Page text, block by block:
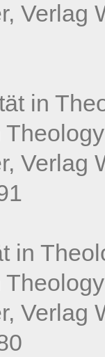
Verlag
in
Verlag
in
Verlag